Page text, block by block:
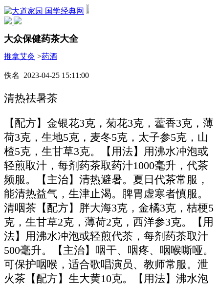
国学经典网
大众保健药茶大全
推拿艾灸 >药酒
佚名 2023-04-25 15:11:00
清热祛暑茶
【配方】金银花3克，菊花3克，藿香3克，薄
荷3克，生地5克，麦冬5克，太子参5克，山
楂5克，生甘草3克。【用法】用沸水冲泡或
轻煎取汁，每剂药茶取药汁1000毫升，代茶
频服。【主治】清热避暑。夏日代茶常服，
能清热益气，生津止渴。脾胃虚寒者慎服。
清咽茶【配方】胖大海3克，金橘3克，桔梗5
克，生甘草2克，薄荷2克，西洋参3克。【用
法】用沸水冲泡或轻煎代茶，每剂药茶取汁
500毫升。【主治】咽干、咽疼、咽喉嘶哑。
可保护咽喉，适合歌唱演员、教师常服。泄
火茶【配方】生大黄10克。【用法】沸水泡